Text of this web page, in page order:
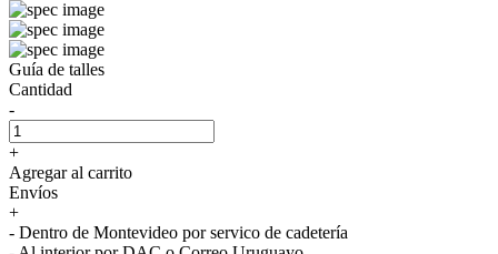
Guía de talles
Cantidad
-
+
Agregar al carrito
Envíos
+
- Dentro de Montevideo por servico de cadetería